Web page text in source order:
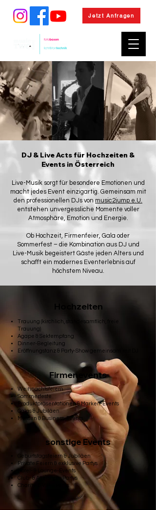
Jetzt Anfragen
DJ & Live Acts für Hochzeiten &
Events in Österreich
Live-Musik sorgt für besondere Emotionen und
macht jedes Event einzigartig. Gemeinsam mit
den professionellen DJs von music2jump e.U.
entstehen unvergessliche Momente voller
Atmosphäre, Emotion und Energie.
Ob Hochzeit, Firmenfeier, Gala oder
Sommerfest – die Kombination aus DJ und
Live-Musik begeistert Gäste jeden Alters und
schafft ein modernes Eventerlebnis auf
höchstem Niveau.
Hochzeiten
Trauung (kirchlich, standesamtlich, freie
Trauung)
Agape & Sektempfang
Dinner-Begleitung
Eröffnungstanz & Party-Show gemeinsam mit DJ
Firmenevents
Weihnachtsfeiern
Sommerfeste
Produktpräsentationen & Marken-Events
Galas & Jubiläen
Messen & Business-Events
sonstige Events
Geburtstagsfeiern & Jubiläen
Private Feiern & exklusive Partys
Hotel- & Lounge-Events
Club- & Aftershow-Partys
Charity- & VIP-Events